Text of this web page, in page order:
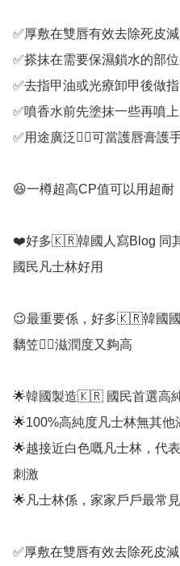
✅厚敷在雙唇有效去除死皮
✅搽抹在需要保濕鎖水的部位
✅去指甲油或光療卸甲後做
✅噴香水前先塗抹一些再噴
✅用途廣泛👍🏻可當護唇膏護
😆一樽超高CP值可以用超耐
❤️好多🇰🇷韓國人寫Blog 同其
國民凡士林好用
😉最重要係，好多🇰🇷韓國
黐笠👍🏻滋潤度又夠高
🌟韓國製造🇰🇷 國民首選高
🌟100%高純度凡士林無其他
🌟越接近白色嘅凡士林，代
刺激
🌟凡士林係，家家戶戶最常
✅厚敷在雙唇有效去除死皮